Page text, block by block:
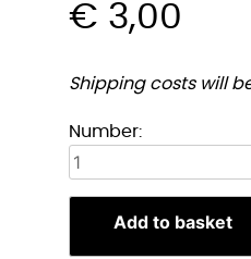
€ 3,00
Shipping costs will
Number:Mimikyu
quantity
Add to basket